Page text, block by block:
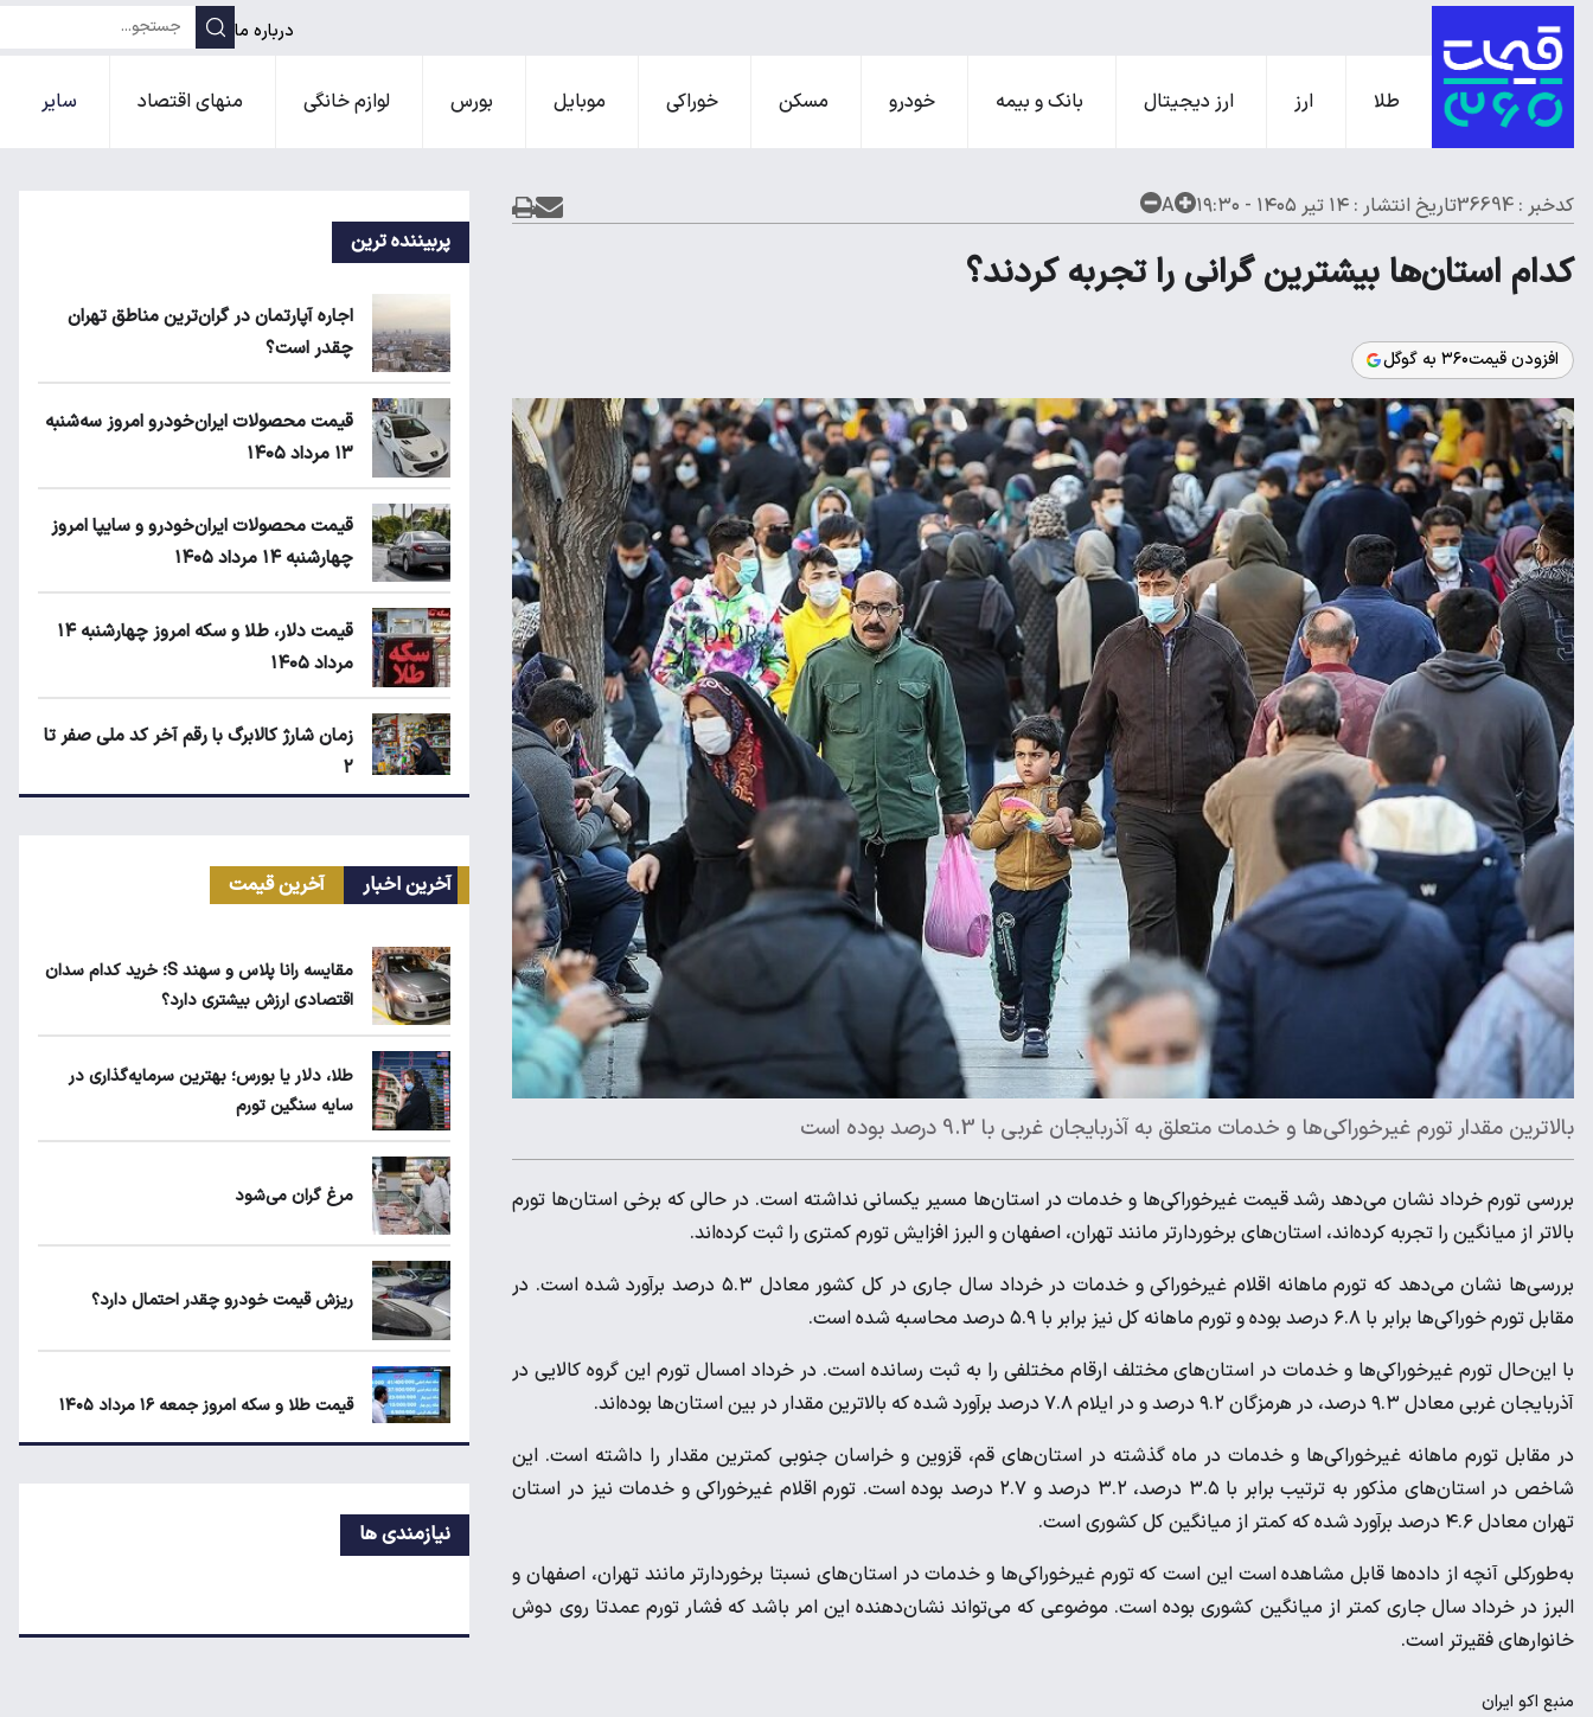
درباره ما
طلا ارز ارز دیجیتال بانک و بیمه خودرو مسکن خوراکی موبایل بورس لوازم خانگی منهای اقتصاد سایر
کدخبر : 36694 تاریخ انتشار : ۱۴ تیر ۱۴۰۵ - ۱۹:۳۰ A
کدام استان‌ها بیشترین گرانی را تجربه کردند؟
افزودن قیمت۳۶۰ به گوگل
بالاترین مقدار تورم غیرخوراکی‌ها و خدمات متعلق به آذربایجان غربی با 9.3 درصد بوده است
بررسی تورم خرداد نشان می‌دهد رشد قیمت غیرخوراکی‌ها و خدمات در استان‌ها مسیر یکسانی نداشته است. در حالی که برخی استان‌ها تورم
بالاتر از میانگین را تجربه کرده‌اند، استان‌های برخوردارتر مانند تهران، اصفهان و البرز افزایش تورم کمتری را ثبت کرده‌اند.
بررسی‌ها نشان می‌دهد که تورم ماهانه اقلام غیرخوراکی و خدمات در خرداد سال جاری در کل کشور معادل ۵.۳ درصد برآورد شده است. در
مقابل تورم خوراکی‌ها برابر با ۶.۸ درصد بوده و تورم ماهانه کل نیز برابر با ۵.۹ درصد محاسبه شده است.
با این‌حال تورم غیرخوراکی‌ها و خدمات در استان‌های مختلف ارقام مختلفی را به ثبت رسانده است. در خرداد امسال تورم این گروه کالایی در
آذربایجان غربی معادل ۹.۳ درصد، در هرمزگان ۹.۲ درصد و در ایلام ۷.۸ درصد برآورد شده که بالاترین مقدار در بین استان‌ها بوده‌اند.
در مقابل تورم ماهانه غیرخوراکی‌ها و خدمات در ماه گذشته در استان‌های قم،‌ قزوین و خراسان جنوبی کمترین مقدار را داشته است. این
شاخص در استان‌های مذکور به ترتیب برابر با ۳.۵ درصد،‌ ۳.۲ درصد و ۲.۷ درصد بوده است. تورم اقلام غیرخوراکی و خدمات نیز در استان
تهران معادل ۴.۶ درصد برآورد شده که کمتر از میانگین کل کشوری است.
به‌طورکلی آنچه از داده‌ها قابل مشاهده است این است که تورم غیرخوراکی‌ها و خدمات در استان‌های نسبتا برخوردارتر مانند تهران،‌ اصفهان و
البرز در خرداد سال جاری کمتر از میانگین کشوری بوده است. موضوعی که می‌تواند نشان‌دهنده این امر باشد که فشار تورم عمدتا روی دوش
خانوارهای فقیرتر است.
منبع اکو ایران
پربیننده ترین
اجاره آپارتمان در گران‌ترین مناطق تهران
چقدر است؟
قیمت محصولات ایران‌خودرو امروز سه‌شنبه
۱۳ مرداد ۱۴۰۵
قیمت محصولات ایران‌خودرو و سایپا امروز
چهارشنبه ۱۴ مرداد ۱۴۰۵
قیمت دلار، طلا و سکه امروز چهارشنبه ۱۴
مرداد ۱۴۰۵
زمان شارژ کالابرگ با رقم آخر کد ملی صفر تا
۲
برابر مردان!
فهرست مشاغل سخت حذف می‌شوند؟
دارد؟
عدالت چیست؟
متقاضیان
آخرین اخبار آخرین قیمت
مقایسه رانا پلاس و سهند S؛ خرید کدام سدان
اقتصادی ارزش بیشتری دارد؟
طلا، دلار یا بورس؛ بهترین سرمایه‌گذاری در
سایه سنگین تورم
مرغ گران می‌شود
ریزش قیمت خودرو چقدر احتمال دارد؟
قیمت طلا و سکه امروز جمعه ۱۶ مرداد ۱۴۰۵
لبنیات دوباره گران می‌شود؟
جنگ ایران
نیازمندی ها